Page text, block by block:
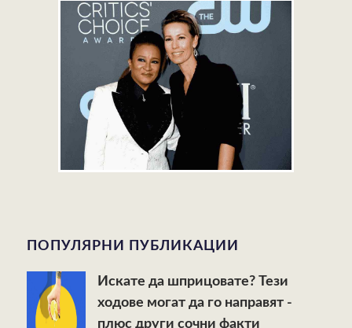
ПОПУЛЯРНИ ПУБЛИКАЦИИ
Искате да шприцовате? Тези
ходове могат да го направят -
плюс други сочни факти